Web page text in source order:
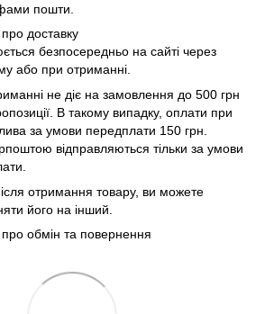
пошти.
доставку
безпосередньо на сайті через
або при отриманні.
не діє на замовлення до 500 грн
В такому випадку, оплати при
за умови передплати 150 грн.
відправляються тільки за умови
отримання товару, ви можете
його на інший.
обмін та повернення